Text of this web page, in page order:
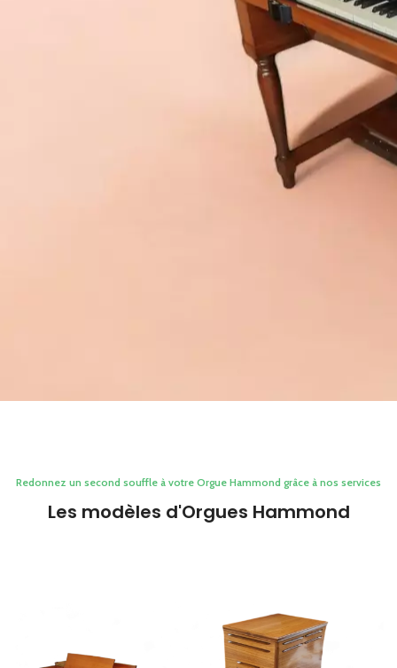
Redonnez un second souffle à votre Orgue Hammond grâce à nos services
Les modèles d'Orgues Hammond